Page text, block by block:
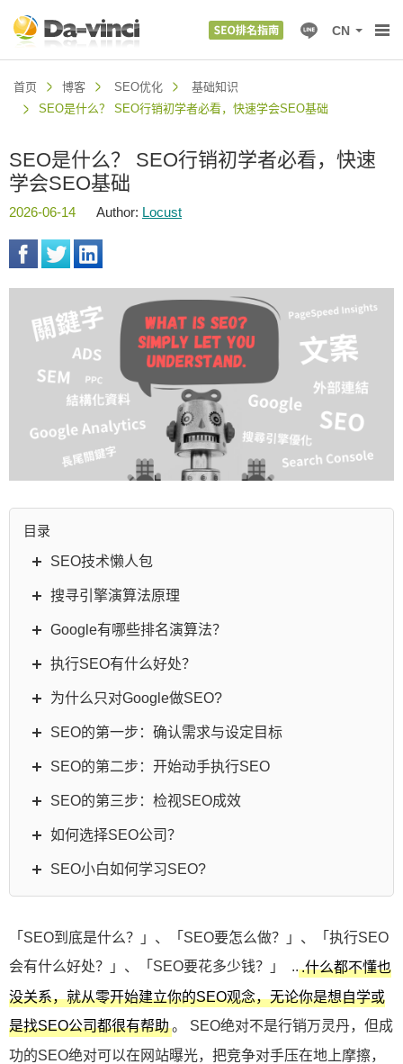
CN
首页 博客 SEO优化
基础知识
SEO是什么？ SEO行销初学者必看，快速学会SEO基础
SEO是什么？ SEO行销初学者必看，快速
学会SEO基础
2026-06-14 Author: Locust
目录
SEO技术懒人包
搜寻引擎演算法原理
Google有哪些排名演算法？
执行SEO有什么好处？
为什么只对Google做SEO?
SEO的第一步：确认需求与设定目标
SEO的第二步：开始动手执行SEO
SEO的第三步：检视SEO成效
如何选择SEO公司？
SEO小白如何学习SEO?
「SEO到底是什么？」、「SEO要怎么做？」、「执行SEO
会有什么好处？」、「SEO要花多少钱？」 .. .什么都不懂也
没关系，就从零开始建立你的SEO观念，无论你是想自学或
是找SEO公司都很有帮助。 SEO绝对不是行销万灵丹，但成
功的SEO绝对可以在网站曝光，把竞争对手压在地上摩擦，